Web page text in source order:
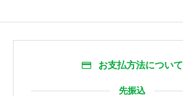
お支払方法について
先振込